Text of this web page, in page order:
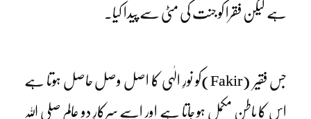
ہے لیکن فقرا کو جنت کی مٹی سے پیدا کیا۔
جس فقیر (Fakir)کو نورِ الٰہی کا اصل وصل حاصل ہوتا ہے
اس کا باطن مکمل ہو جاتا ہے اور اسے سرکارِ دو عالم صلی اللہ